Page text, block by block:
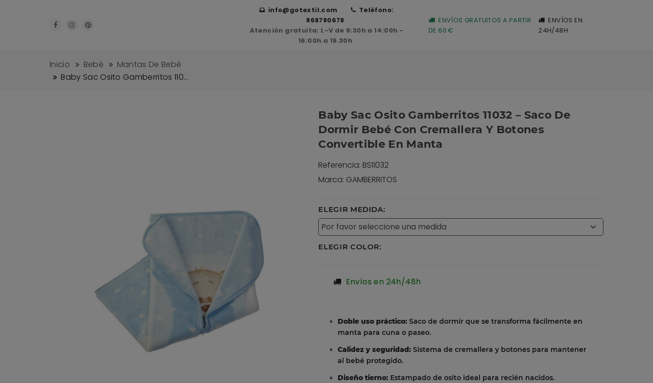
info@gotextil.com
Teléfono:
868780678
Atención gratuita: L-V de 9:30h a 14:00h -
16:00h a 19.30h
ENVÍOS GRATUITOS A PARTIR
DE 60 €
ENVÍOS EN
24H/48H
Inicio Bebé
Mantas De Bebé
Baby Sac Osito Gamberritos 110...
Baby Sac Osito Gamberritos 11032 – Saco De
Dormir Bebé Con Cremallera Y Botones
Convertible En Manta
Referencia: BS11032
Marca: GAMBERRITOS
ELEGIR MEDIDA:
ELEGIR COLOR:
Envíos en 24h/48h
Doble uso práctico: Saco de dormir que se transforma fácilmente en
manta para cuna o paseo.
Calidez y seguridad: Sistema de cremallera y botones para mantener
al bebé protegido.
Diseño tierno: Estampado de osito ideal para recién nacidos.